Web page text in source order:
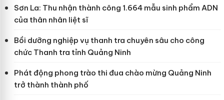
Sơn La: Thu nhận thành công 1.664 mẫu sinh phẩm ADN
của thân nhân liệt sĩ
Bồi dưỡng nghiệp vụ thanh tra chuyên sâu cho công
chức Thanh tra tỉnh Quảng Ninh
Phát động phong trào thi đua chào mừng Quảng Ninh
trở thành thành phố